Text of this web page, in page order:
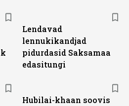
Lendavad
lennukikandjad
pidurdasid Saksamaa
edasitungi
Hubilai-khaan soovis